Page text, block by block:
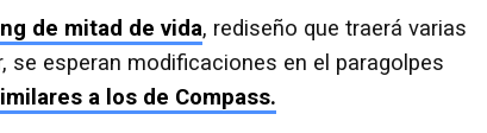
de mitad de vida, rediseño que traerá varias
se esperan modificaciones en el paragolpes
a los de Compass.